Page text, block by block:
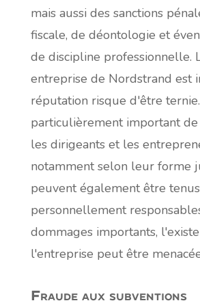
mais aussi des sanctions
fiscale, de déontologie et
de discipline professionnelle.
entreprise de Nordstrand est
réputation risque d'être
particulièrement important
les dirigeants et les
notamment selon leur forme
peuvent également être tenus
personnellement
dommages importants,
l'entreprise peut être
Fraude aux subventions